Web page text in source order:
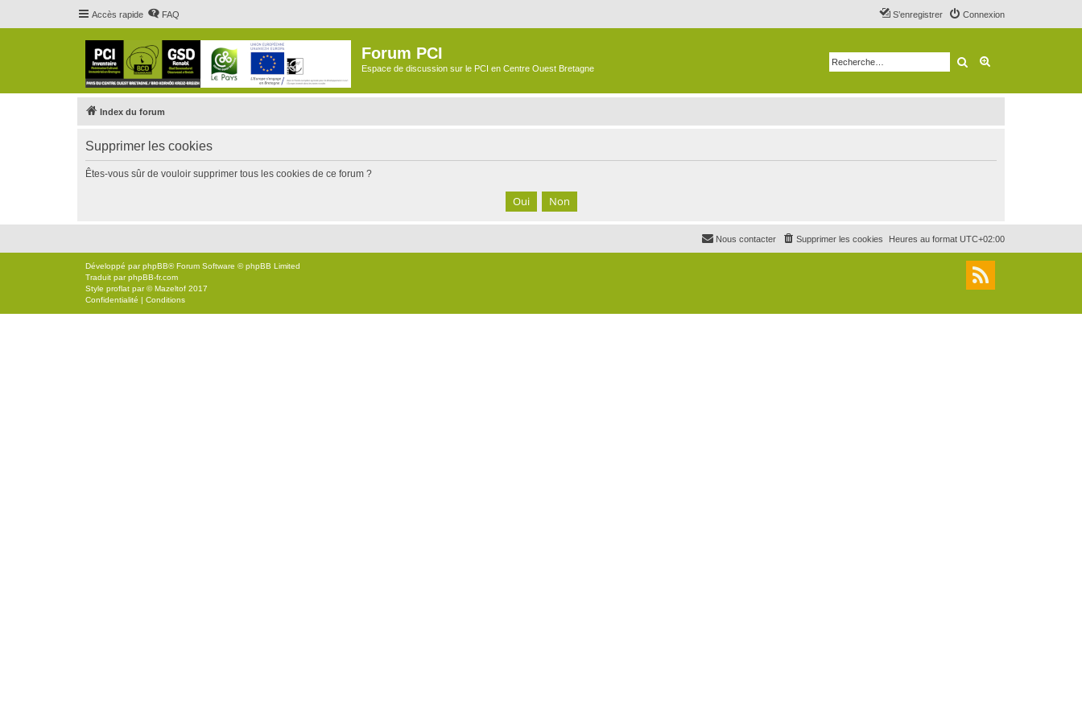
Accès rapide FAQ Connexion
S’enregistrer
Forum PCI
Espace de discussion sur le PCI en Centre Ouest Bretagne Rechercher
Index du forum
Supprimer les cookies
Êtes-vous sûr de vouloir supprimer tous les cookies de ce forum ?
Heures au format UTC+02:00
Supprimer les cookies
Nous contacter
Développé parphpBB® Forum Software © phpBB Limited
Traduit parphpBB-fr.com
Style proflat par ©Mazeltof 2017
Confidentialité | Conditions